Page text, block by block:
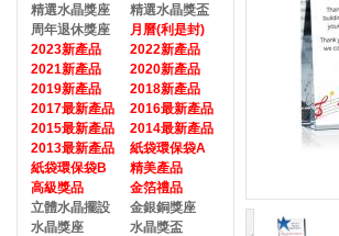
精選水晶獎座
精選水晶獎盃
周年退休獎座
月曆(利是封)
2023新產品
2022新產品
2021新產品
2020新產品
2019新產品
2018新產品
2017最新產品
2016最新產品
2015最新產品
2014最新產品
2013最新產品
紙袋環保袋A
紙袋環保袋B
精美產品
高級獎品
金箔禮品
立體水晶擺設
金銀銅獎座
水晶獎座
水晶獎盃